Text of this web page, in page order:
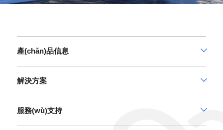
產(chǎn)品信息
解決方案
服務(wù)支持